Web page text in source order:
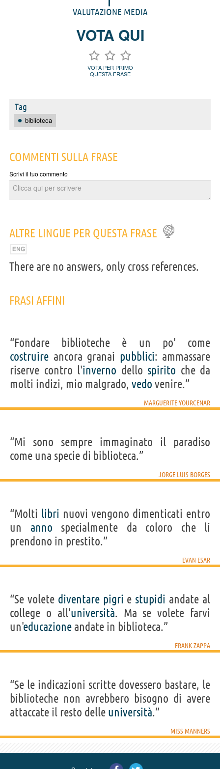
VALUTAZIONE MEDIA
VOTA QUI
VOTA PER PRIMO
QUESTA FRASE
Tag
biblioteca
COMMENTI SULLA FRASE
Scrivi il tuo commento
ALTRE LINGUE PER QUESTA FRASE
There are no answers, only cross references.
FRASI AFFINI
“Fondare biblioteche è un po' come
costruire ancora granai pubblici: ammassare
riserve contro l'inverno dello spirito che da
molti indizi, mio malgrado, vedo venire.”
MARGUERITE YOURCENAR
“Mi sono sempre immaginato il paradiso
come una specie di biblioteca.”
JORGE LUIS BORGES
“Molti libri nuovi vengono dimenticati entro
un anno specialmente da coloro che li
prendono in prestito.”
EVAN ESAR
“Se volete diventare pigri e stupidi andate al
college o all'università. Ma se volete farvi
un'educazione andate in biblioteca.”
FRANK ZAPPA
“Se le indicazioni scritte dovessero bastare, le
biblioteche non avrebbero bisogno di avere
attaccate il resto delle università.”
MISS MANNERS